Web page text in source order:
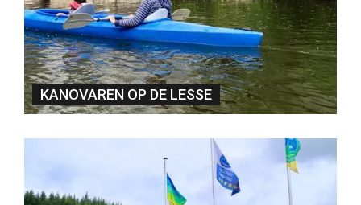
KANOVAREN OP DE LESSE